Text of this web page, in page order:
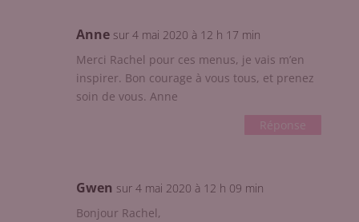
Anne sur 4 mai 2020 à 12 h 17 min
Merci Rachel pour ces menus, je vais m’en
inspirer. Bon courage à vous tous, et prenez
soin de vous. Anne
Réponse
Gwen sur 4 mai 2020 à 12 h 09 min
Bonjour Rachel,